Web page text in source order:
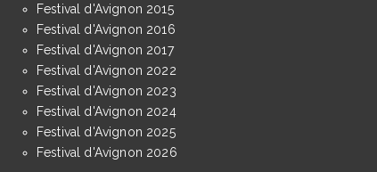
Festival d'Avignon 2015
Festival d'Avignon 2016
Festival d'Avignon 2017
Festival d'Avignon 2022
Festival d'Avignon 2023
Festival d'Avignon 2024
Festival d'Avignon 2025
Festival d'Avignon 2026